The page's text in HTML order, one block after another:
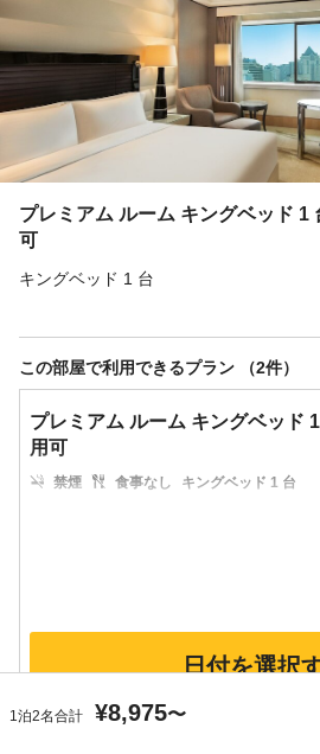
1泊2名合計 ¥8,975〜
プレミアム ルーム キングベッド 1
可
キングベッド 1 台
この部屋で利用できるプラン （2件）
プレミアム ルーム キングベッド
用可
禁煙 食事なし
キングベッド 1 台
日付を選択
プランをすべて見る（